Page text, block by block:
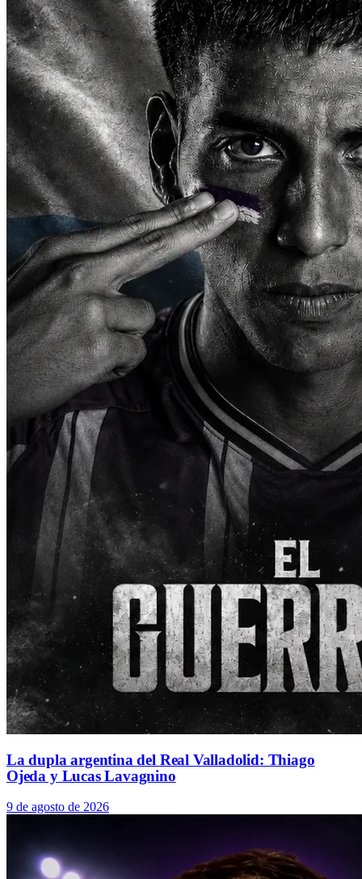
La dupla argentina del Real Valladolid: Thiago
Ojeda y Lucas Lavagnino
9 de agosto de 2026